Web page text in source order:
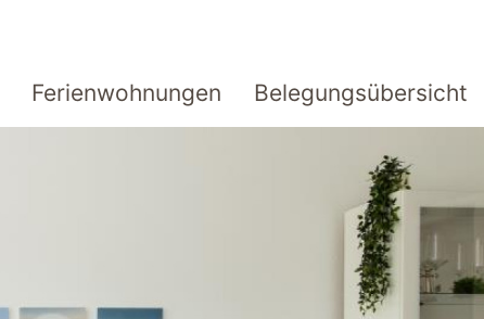
Ferienwohnungen Belegungsübersicht